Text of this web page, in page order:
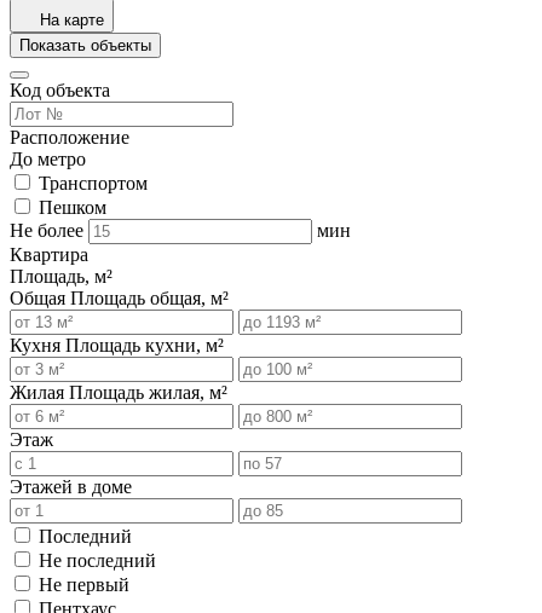
На карте
Показать объекты
Код объекта
Расположение
До метро
Транспортом
Пешком
Не более
мин
Квартира
Площадь, м²
Общая Площадь общая, м²
Кухня Площадь кухни, м²
Жилая Площадь жилая, м²
Этаж
Этажей в доме
Последний
Не последний
Не первый
Пентхаус